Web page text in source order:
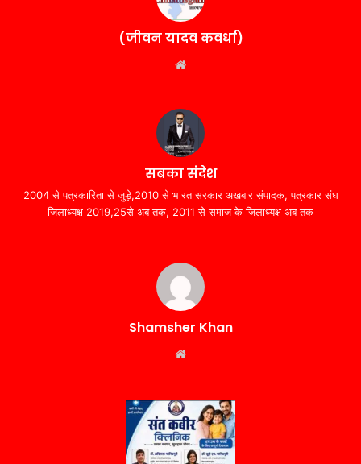
(जीवन यादव कवर्धा)
सबका संदेश
2004 से पत्रकारिता से जुड़े,2010 से भारत सरकार अखबार संपादक, पत्रकार संघ
जिलाध्यक्ष 2019,25से अब तक, 2011 से समाज के जिलाध्यक्ष अब तक
Shamsher Khan